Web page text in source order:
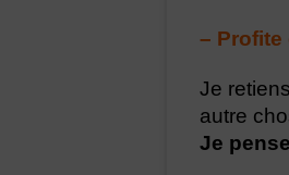
– Profite
Je
autre
Je